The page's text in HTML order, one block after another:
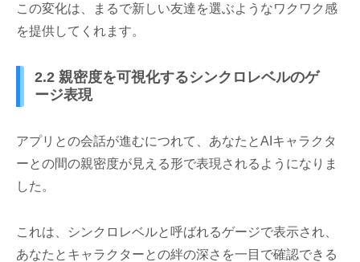
この変化は、まるで新しい友達を選ぶようなワクワク感
を提供してくれます。
2.2 親密度を可視化するシンクロレベルのゲ
ージ表現
アプリとの会話が進むにつれて、あなたとAIキャラクタ
ーとの間の親密度が見える形で表現されるようになりま
した。
これは、シンクロレベルと呼ばれるゲージで表示され、
あなたとキャラクターとの絆の深さを一目で確認できる